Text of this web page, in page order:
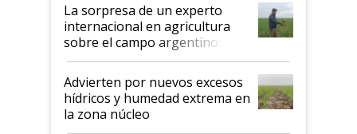
La sorpresa de un experto
internacional en agricultura
sobre el campo argentino:
"Estoy muy impresionado"
Advierten por nuevos excesos
hídricos y humedad extrema en
la zona núcleo